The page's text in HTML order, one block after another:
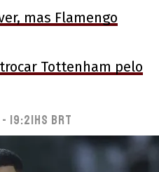
mas Flamengo
Tottenham pelo
BRT